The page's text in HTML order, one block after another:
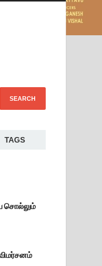
TAGS
சொல்லும்